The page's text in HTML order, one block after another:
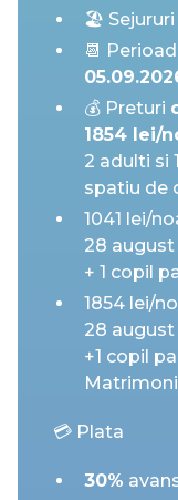
🏖️ Sejururi
📆
💰 Preturi
1854 lei/
2 adulti si
spatiu de
1041 lei/
28
+ 1 copil
1854 lei/
28
+1 copil
💳 Plata
30%